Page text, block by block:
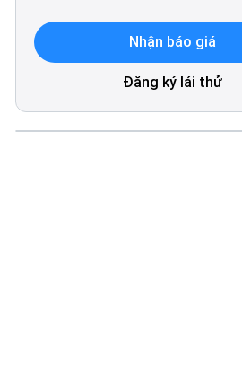
Nhận báo giá
Đăng ký lái thử